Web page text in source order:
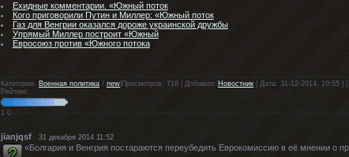
Ехидные комментарии. «Южный поток
Кого приговорили Путин и Миллер: «Южный поток
Газ для Венгрии оказался дороже украинской дружбы
Упрямый Миллер построит «Южный
Евросоюз против «Южного потока
Категория: Военная политика / new |Просмотров: 716 | Добавил: Новостник | Дата: 31-12-2014, 10:55 | | |
Рейтинг:
1 0
jianjqsf 31 декабря 2014 11:52
«Болгария и Венгрия постараются переубедить Еврокомиссию в её мнении о